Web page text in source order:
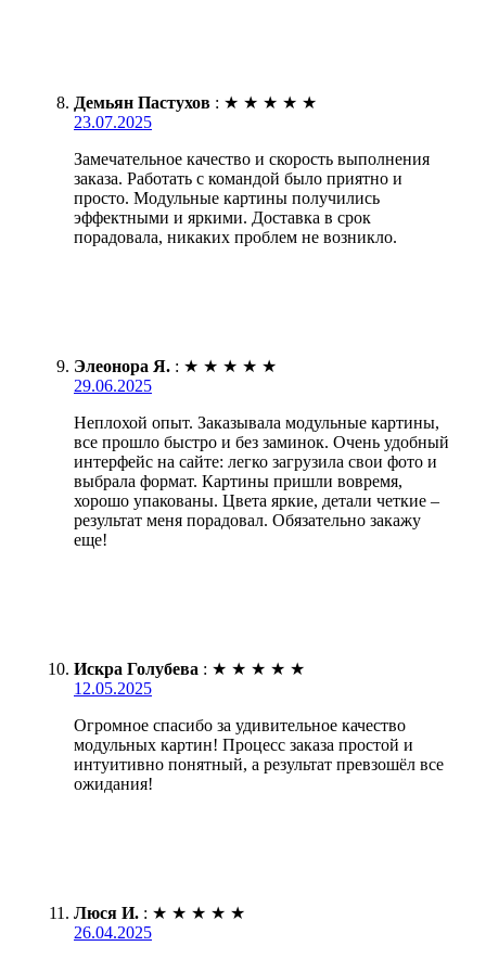
Демьян Пастухов : ★ ★ ★ ★ ★
23.07.2025
Замечательное качество и скорость выполнения
заказа. Работать с командой было приятно и
просто. Модульные картины получились
эффектными и яркими. Доставка в срок
порадовала, никаких проблем не возникло.
Элеонора Я. : ★ ★ ★ ★ ★
29.06.2025
Неплохой опыт. Заказывала модульные картины,
все прошло быстро и без заминок. Очень удобный
интерфейс на сайте: легко загрузила свои фото и
выбрала формат. Картины пришли вовремя,
хорошо упакованы. Цвета яркие, детали четкие –
результат меня порадовал. Обязательно закажу
еще!
Искра Голубева : ★ ★ ★ ★ ★
12.05.2025
Огромное спасибо за удивительное качество
модульных картин! Процесс заказа простой и
интуитивно понятный, а результат превзошёл все
ожидания!
Люся И. : ★ ★ ★ ★ ★
26.04.2025